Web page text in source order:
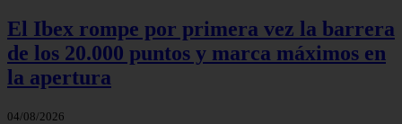
El Ibex rompe por primera vez la barrera
de los 20.000 puntos y marca máximos en
la apertura
04/08/2026